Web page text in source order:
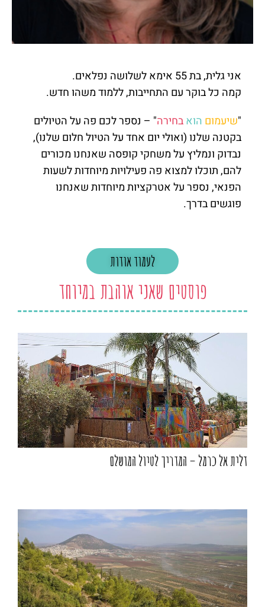
אני גלית, בת 55 אימא לשלושה נפלאים.
קמה כל בוקר עם התחייבות, ללמוד משהו חדש.
"שיעמום הואבחירה" – נספר לכם פה על הטיולים
בקטנה שלנו (ואולי יום אחד על הטיול חלום שלנו),
נבדוק ונמליץ על משחקי קופסה שאנחנו מכורים
להם, תוכלו למצוא פה פעילויות מיוחדות לשעות
הפנאי, נספר על אטרקציות מיוחדות שאנחנו
פוגשים בדרך.
לעמוד אודות
פוסטים שאני אוהבת במיוחד
דלית אל כרמל – המדריך לטיול המושלם